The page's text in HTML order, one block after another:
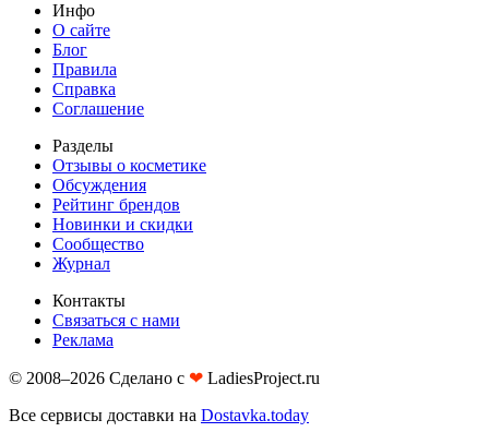
Инфо
О сайте
Блог
Правила
Справка
Соглашение
Разделы
Отзывы о косметике
Обсуждения
Рейтинг брендов
Новинки и скидки
Сообщество
Журнал
Контакты
Связаться с нами
Реклама
© 2008–2026 Сделано с ❤︎ LadiesProject.ru
Все сервисы доставки на Dostavka.today